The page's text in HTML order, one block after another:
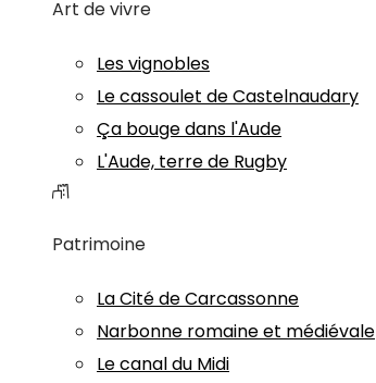
Art de vivre
Les vignobles
Le cassoulet de Castelnaudary
Ça bouge dans l'Aude
L'Aude, terre de Rugby
Patrimoine
La Cité de Carcassonne
Narbonne romaine et médiévale
Le canal du Midi